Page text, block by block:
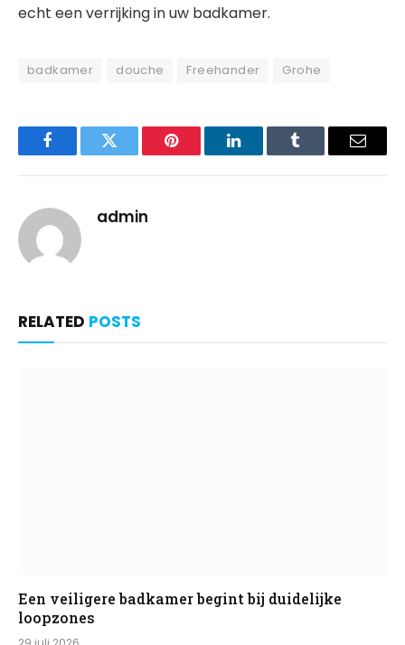
echt een verrijking in uw badkamer.
badkamer douche Freehander Grohe
FacebookTwitter Pinterest LinkedInTumblr Email
admin
RELATED POSTS
Een veiligere badkamer begint bij duidelijke
loopzones